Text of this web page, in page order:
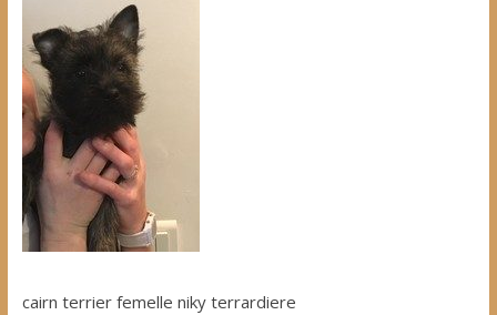
cairn terrier femelle niky terrardiere